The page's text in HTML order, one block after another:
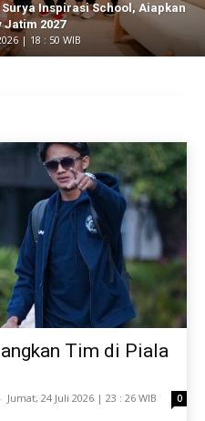
Inspirasi School, Aiapkan
2027
| 18 : 50 WIB
Tim di Piala
- Jumat, 24 Juli 2026 | 23 : 26 WIB 0